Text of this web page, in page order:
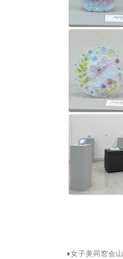
♦女子美同窓会